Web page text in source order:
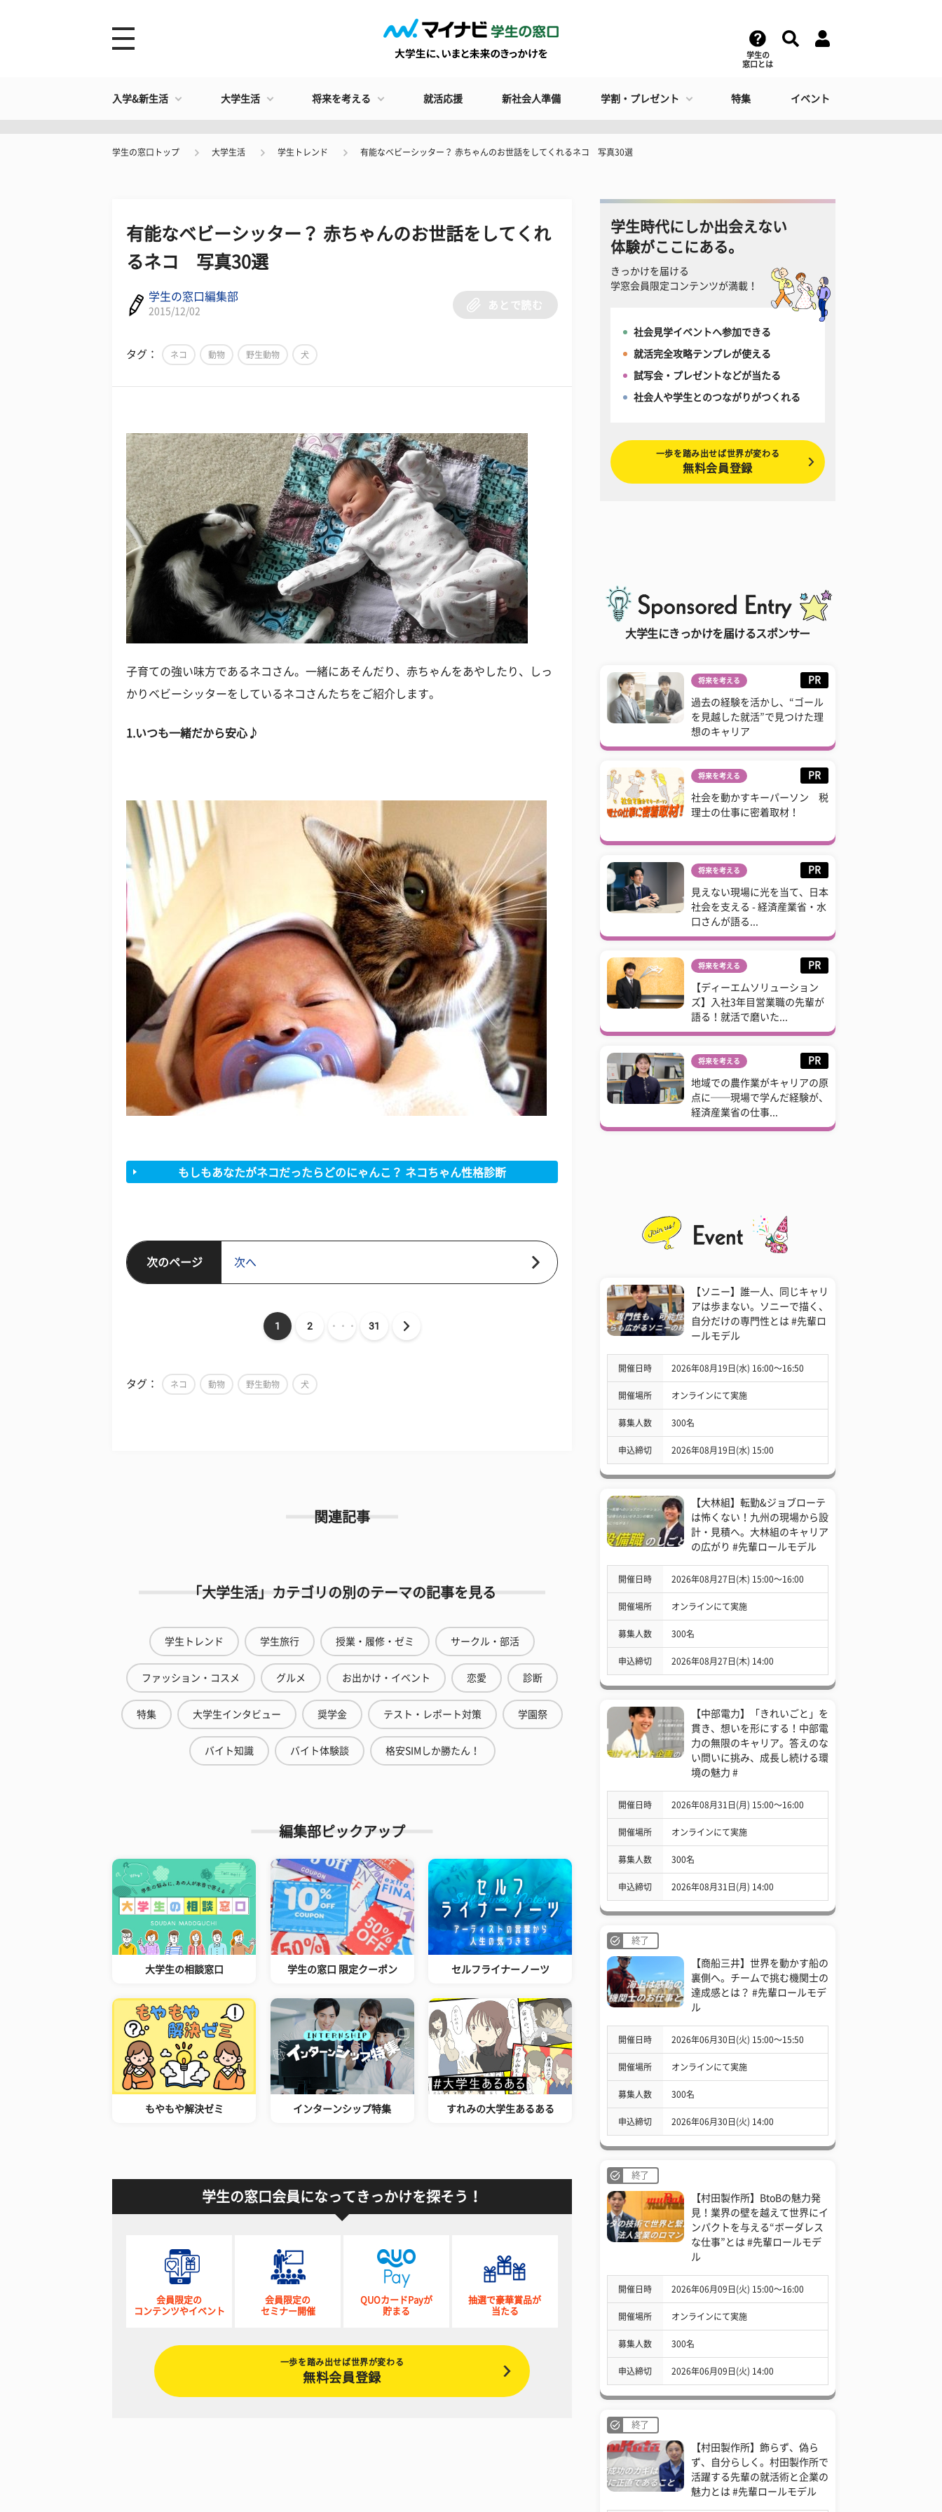
学生の
窓口とは
入学&新生活 大学生活 将来を考える 就活応援 新社会人準備 学割・プレゼント 特集 イベント
学生の窓口トップ 大学生活 学生トレンド 有能なベビーシッター？ 赤ちゃんのお世話をしてくれるネコ 写真30選
有能なベビーシッター？ 赤ちゃんのお世話をしてくれ
るネコ 写真30選
学生の窓口編集部
2015/12/02
あとで読む
タグ： ネコ 動物 野生動物 犬
子育ての強い味方であるネコさん。一緒にあそんだり、赤ちゃんをあやしたり、しっ
かりベビーシッターをしているネコさんたちをご紹介します。
1.いつも一緒だから安心♪
もしもあなたがネコだったらどのにゃんこ？ ネコちゃん性格診断
次のページ 次へ
1 2 ・・・ 31
タグ： ネコ 動物 野生動物 犬
関連記事
「大学生活」カテゴリの別のテーマの記事を見る
学生トレンド 学生旅行 授業・履修・ゼミ サークル・部活
ファッション・コスメ グルメ お出かけ・イベント 恋愛 診断
特集 大学生インタビュー 奨学金 テスト・レポート対策 学園祭
バイト知識 バイト体験談 格安SIMしか勝たん！
編集部ピックアップ
大学生の相談窓口 学生の窓口 限定クーポン セルフライナーノーツ
もやもや解決ゼミ インターンシップ特集 すれみの大学生あるある
学生の窓口会員になってきっかけを探そう！
会員限定の
コンテンツやイベント
会員限定の
セミナー開催
QUOカードPayが
貯まる
抽選で豪華賞品が
当たる
一歩を踏み出せば世界が変わる
無料会員登録
学生時代にしか出会えない
体験がここにある。
きっかけを届ける
学窓会員限定コンテンツが満載！
社会見学イベントへ参加できる
就活完全攻略テンプレが使える
試写会・プレゼントなどが当たる
社会人や学生とのつながりがつくれる
一歩を踏み出せば世界が変わる
無料会員登録
大学生にきっかけを届けるスポンサー
将来を考える PR
過去の経験を活かし、“ゴール
を見越した就活”で見つけた理
想のキャリア
将来を考える PR
社会を動かすキーパーソン 税
理士の仕事に密着取材！
将来を考える PR
見えない現場に光を当て、日本
社会を支える - 経済産業省・水
口さんが語る...
将来を考える PR
【ディーエムソリューション
ズ】入社3年目営業職の先輩が
語る！就活で磨いた...
将来を考える PR
地域での農作業がキャリアの原
点に──現場で学んだ経験が、
経済産業省の仕事...
【ソニー】誰一人、同じキャリ
アは歩まない。ソニーで描く、
自分だけの専門性とは #先輩ロ
ールモデル
開催日時 2026年08月19日(水) 16:00〜16:50
開催場所 オンラインにて実施
募集人数 300名
申込締切 2026年08月19日(水) 15:00
【大林組】転勤&ジョブローテ
は怖くない！九州の現場から設
計・見積へ。大林組のキャリア
の広がり #先輩ロールモデル
開催日時 2026年08月27日(木) 15:00〜16:00
開催場所 オンラインにて実施
募集人数 300名
申込締切 2026年08月27日(木) 14:00
【中部電力】「きれいごと」を
貫き、想いを形にする！中部電
力の無限のキャリア。答えのな
い問いに挑み、成長し続ける環
境の魅力 #
開催日時 2026年08月31日(月) 15:00〜16:00
開催場所 オンラインにて実施
募集人数 300名
申込締切 2026年08月31日(月) 14:00
終了
【商船三井】世界を動かす船の
裏側へ。チームで挑む機関士の
達成感とは？ #先輩ロールモデ
ル
開催日時 2026年06月30日(火) 15:00〜15:50
開催場所 オンラインにて実施
募集人数 300名
申込締切 2026年06月30日(火) 14:00
終了
【村田製作所】BtoBの魅力発
見！業界の壁を越えて世界にイ
ンパクトを与える“ボーダレス
な仕事”とは #先輩ロールモデ
ル
開催日時 2026年06月09日(火) 15:00〜16:00
開催場所 オンラインにて実施
募集人数 300名
申込締切 2026年06月09日(火) 14:00
終了
【村田製作所】飾らず、偽ら
ず、自分らしく。村田製作所で
活躍する先輩の就活術と企業の
魅力とは #先輩ロールモデル